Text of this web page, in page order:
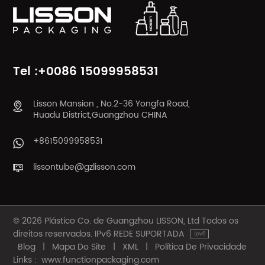
Tel :+0086 15099958531
Lisson Mansion , No.2-36 Yongfa Road,
Huadu District,Guangzhou CHINA
+8615099958531
lissontube@gzlisson.com
© 2026 Plástico Co. de Guangzhou LISSON, Ltd Todos os
direitos reservados. IPv6 REDE SUPORTADA
Blog | Mapa Do Site | XML |
Política De Privacidade
Links : www.functionpackaging.com